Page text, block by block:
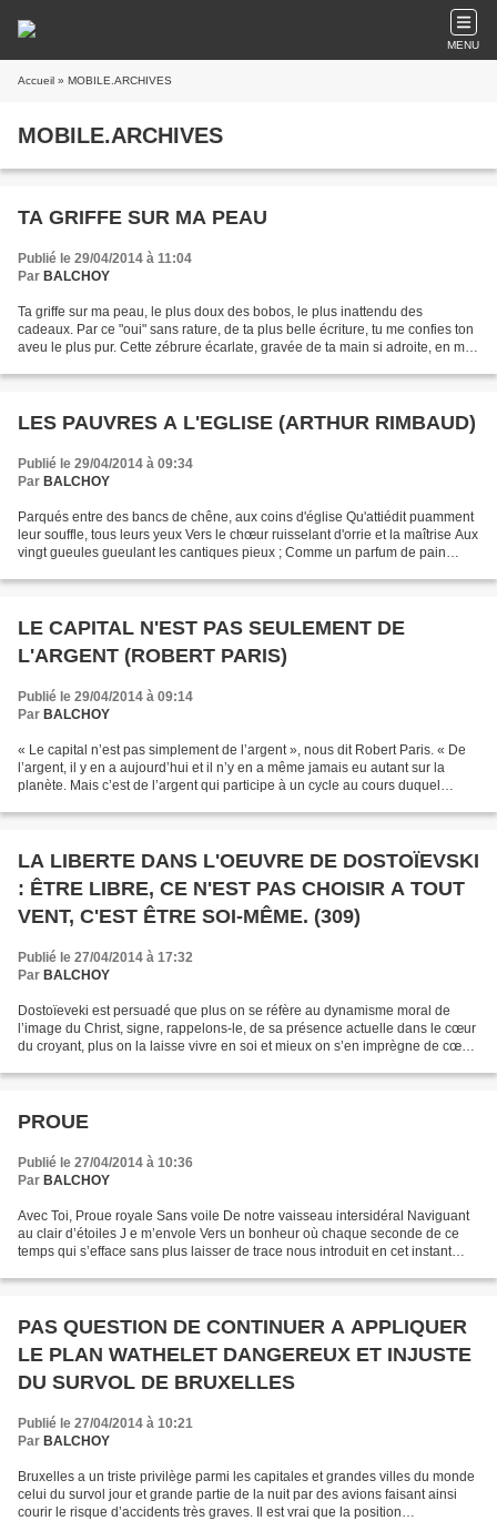
MENU
Accueil » MOBILE.ARCHIVES
MOBILE.ARCHIVES
TA GRIFFE SUR MA PEAU
Publié le 29/04/2014 à 11:04
Par BALCHOY
Ta griffe sur ma peau, le plus doux des bobos, le plus inattendu des
cadeaux. Par ce "oui" sans rature, de ta plus belle écriture, tu me confies ton
aveu le plus pur. Cette zébrure écarlate, gravée de ta main si adroite, en moi
LES PAUVRES A L'EGLISE (ARTHUR RIMBAUD)
Publié le 29/04/2014 à 09:34
Par BALCHOY
Parqués entre des bancs de chêne, aux coins d'église Qu'attiédit puamment
leur souffle, tous leurs yeux Vers le chœur ruisselant d'orrie et la maîtrise Aux
vingt gueules gueulant les cantiques pieux ; Comme un parfum de pain
LE CAPITAL N'EST PAS SEULEMENT DE
L'ARGENT (ROBERT PARIS)
Publié le 29/04/2014 à 09:14
Par BALCHOY
« Le capital n’est pas simplement de l’argent », nous dit Robert Paris. « De
l’argent, il y en a aujourd’hui et il n’y en a même jamais eu autant sur la
planète. Mais c’est de l’argent qui participe à un cycle au cours duquel
LA LIBERTE DANS L'OEUVRE DE DOSTOÏEVSKI
: ÊTRE LIBRE, CE N'EST PAS CHOISIR A TOUT
VENT, C'EST ÊTRE SOI-MÊME. (309)
Publié le 27/04/2014 à 17:32
Par BALCHOY
Dostoïeveki est persuadé que plus on se réfère au dynamisme moral de
l’image du Christ, signe, rappelons-le, de sa présence actuelle dans le cœur
du croyant, plus on la laisse vivre en soi et mieux on s’en imprègne de cœur
PROUE
Publié le 27/04/2014 à 10:36
Par BALCHOY
Avec Toi, Proue royale Sans voile De notre vaisseau intersidéral Naviguant
au clair d’étoiles J e m’envole Vers un bonheur où chaque seconde de ce
temps qui s’efface sans plus laisser de trace nous introduit en cet instant
PAS QUESTION DE CONTINUER A APPLIQUER
LE PLAN WATHELET DANGEREUX ET INJUSTE
DU SURVOL DE BRUXELLES
Publié le 27/04/2014 à 10:21
Par BALCHOY
Bruxelles a un triste privilège parmi les capitales et grandes villes du monde
celui du survol jour et grande partie de la nuit par des avions faisant ainsi
courir le risque d’accidents très graves. Il est vrai que la position